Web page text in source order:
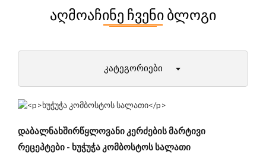
ᲐᲦᲛᲝᲐᲩᲘᲜᲔ ᲩᲕᲔᲜᲘ ᲑᲚᲝᲒᲘ
ᲙᲐᲢᲔᲒᲝᲠᲘᲔᲑᲘ
ქალბატონები (12+)
მამაკაცები
ᲓᲐᲑᲐᲚᲜᲐᲮᲨᲘᲠᲬᲧᲚᲝᲕᲐᲜᲘ ᲙᲔᲠᲫᲔᲑᲘᲡ ᲛᲐᲠᲢᲘᲕᲘ
ᲠᲔᲪᲔᲞᲢᲔᲑᲘ - ᲮᲣᲭᲣᲭᲐ ᲙᲝᲛᲑᲝᲡᲢᲝᲡ ᲡᲐᲚᲐᲗᲘ